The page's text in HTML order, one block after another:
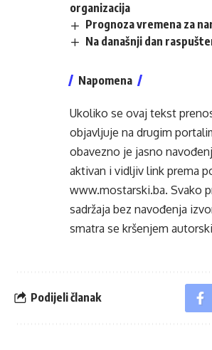
organizacija
Prognoza vremena za
Na današnji dan
Napomena
Ukoliko se ovaj tekst
objavljuje na drugim
obavezno je jasno
aktivan i vidljiv link prema
www.mostarski.ba. Svako
sadržaja bez navođenja
smatra se kršenjem
Podijeli članak